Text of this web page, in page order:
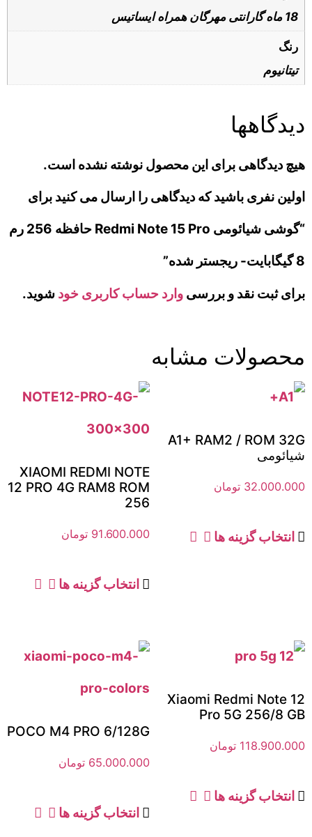
18 ماه گارانتی مهرگان همراه ایساتیس
رنگ
تیتانیوم
دیدگاهها
هیچ دیدگاهی برای این محصول نوشته نشده است.
اولین نفری باشید که دیدگاهی را ارسال می کنید برای
“گوشی شیائومی Redmi Note 15 Pro حافظه 256 رم
8 گیگابایت- ریجستر شده”
برای ثبت نقد و بررسی وارد حساب کاربری خود شوید.
محصولات مشابه
A1+ RAM2 / ROM 32G
شیائومی
32.000.000 تومان
انتخاب گزینه ها
XIAOMI REDMI NOTE
12 PRO 4G RAM8 ROM
256
91.600.000 تومان
انتخاب گزینه ها
Xiaomi Redmi Note 12
Pro 5G 256/8 GB
118.900.000 تومان
انتخاب گزینه ها
POCO M4 PRO 6/128G
65.000.000 تومان
انتخاب گزینه ها